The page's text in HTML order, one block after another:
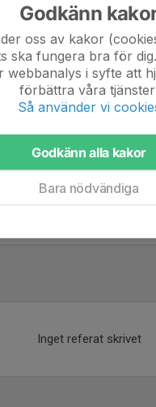
Bergman
Tanda
Inget referat skrivet
Godkänn
oss av kakor
ska fungera bra för
webbanalys i syfte att
förbättra våra
Så använder vi
Godkänn alla kakor
Bara nödvändiga